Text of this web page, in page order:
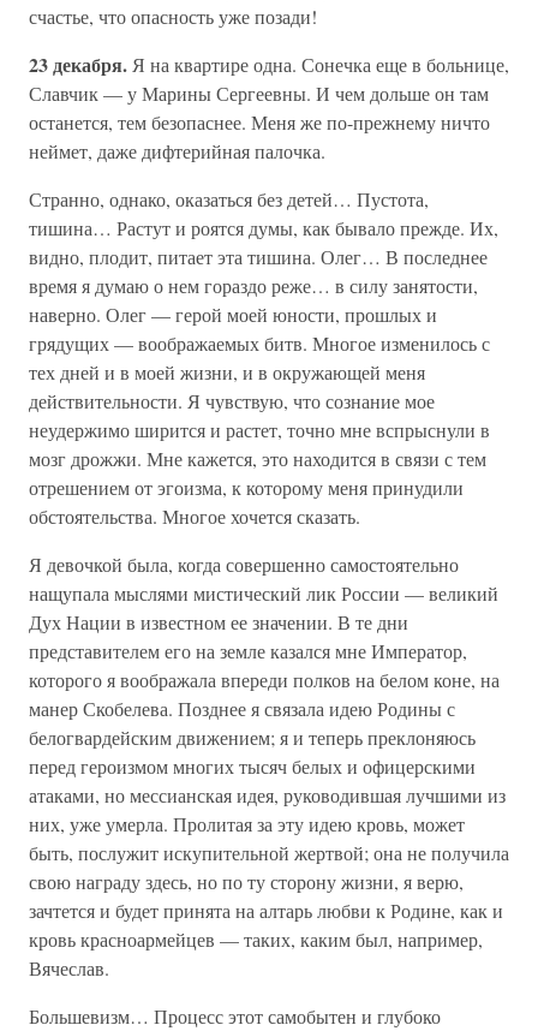
счастье, что опасность уже позади!
23 декабря. Я на квартире одна. Сонечка еще в больнице,
Славчик — у Марины Сергеевны. И чем дольше он там
останется, тем безопаснее. Меня же по-прежнему ничто
неймет, даже дифтерийная палочка.
Странно, однако, оказаться без детей… Пустота,
тишина… Растут и роятся думы, как бывало прежде. Их,
видно, плодит, питает эта тишина. Олег… В последнее
время я думаю о нем гораздо реже… в силу занятости,
наверно. Олег — герой моей юности, прошлых и
грядущих — воображаемых битв. Многое изменилось с
тех дней и в моей жизни, и в окружающей меня
действительности. Я чувствую, что сознание мое
неудержимо ширится и растет, точно мне вспрыснули в
мозг дрожжи. Мне кажется, это находится в связи с тем
отрешением от эгоизма, к которому меня принудили
обстоятельства. Многое хочется сказать.
Я девочкой была, когда совершенно самостоятельно
нащупала мыслями мистический лик России — великий
Дух Нации в известном ее значении. В те дни
представителем его на земле казался мне Император,
которого я воображала впереди полков на белом коне, на
манер Скобелева. Позднее я связала идею Родины с
белогвардейским движением; я и теперь преклоняюсь
перед героизмом многих тысяч белых и офицерскими
атаками, но мессианская идея, руководившая лучшими из
них, уже умерла. Пролитая за эту идею кровь, может
быть, послужит искупительной жертвой; она не получила
свою награду здесь, но по ту сторону жизни, я верю,
зачтется и будет принята на алтарь любви к Родине, как и
кровь красноармейцев — таких, каким был, например,
Вячеслав.
Большевизм… Процесс этот самобытен и глубоко